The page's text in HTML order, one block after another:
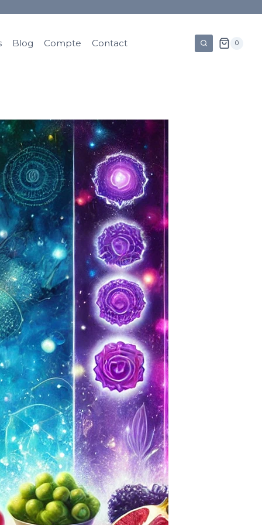
Blog Compte Contact 0